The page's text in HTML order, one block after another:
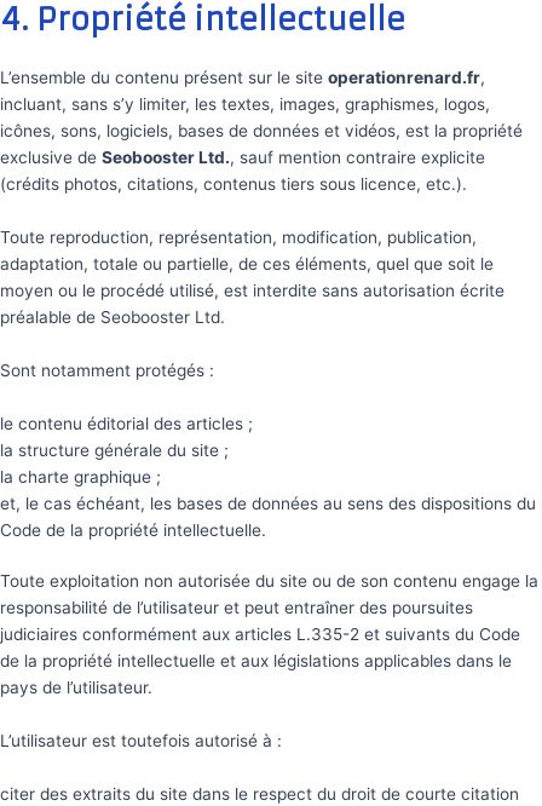
4. Propriété intellectuelle
L’ensemble du contenu présent sur le site operationrenard.fr,
incluant, sans s’y limiter, les textes, images, graphismes, logos,
icônes, sons, logiciels, bases de données et vidéos, est la propriété
exclusive de Seobooster Ltd., sauf mention contraire explicite
(crédits photos, citations, contenus tiers sous licence, etc.).
Toute reproduction, représentation, modification, publication,
adaptation, totale ou partielle, de ces éléments, quel que soit le
moyen ou le procédé utilisé, est interdite sans autorisation écrite
préalable de Seobooster Ltd.
Sont notamment protégés :
le contenu éditorial des articles ;
la structure générale du site ;
la charte graphique ;
et, le cas échéant, les bases de données au sens des dispositions du
Code de la propriété intellectuelle.
Toute exploitation non autorisée du site ou de son contenu engage la
responsabilité de l’utilisateur et peut entraîner des poursuites
judiciaires conformément aux articles L.335-2 et suivants du Code
de la propriété intellectuelle et aux législations applicables dans le
pays de l’utilisateur.
L’utilisateur est toutefois autorisé à :
citer des extraits du site dans le respect du droit de courte citation